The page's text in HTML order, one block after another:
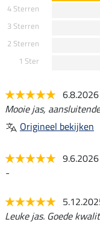
4 Sterren
3 Sterren
2 Sterren
1 Ster
6.8.2026
Mooie jas,
Origineel bekijken
9.6.2026
-
Leuke jas. Goede